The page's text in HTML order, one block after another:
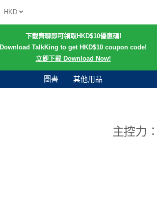
HKD
下載齊聊即可領取HKD$10優惠碼!
Download TalkKing to get HKD$10 coupon code!
立即下載 Download Now!
圖書 其他用品
主控力